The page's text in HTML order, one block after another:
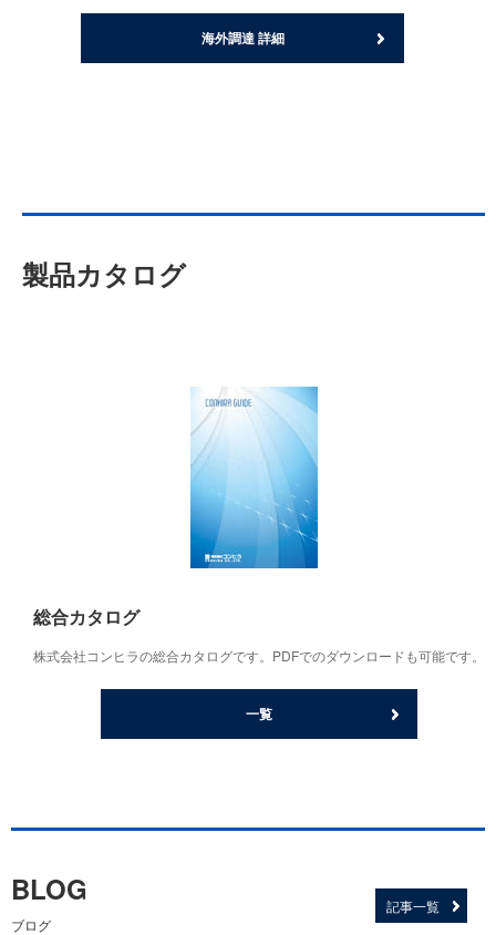
海外調達 詳細
製品カタログ
総合カタログ
株式会社コンヒラの総合カタログです。PDFでのダウンロードも可能です。
一覧
BLOG
ブログ
記事一覧